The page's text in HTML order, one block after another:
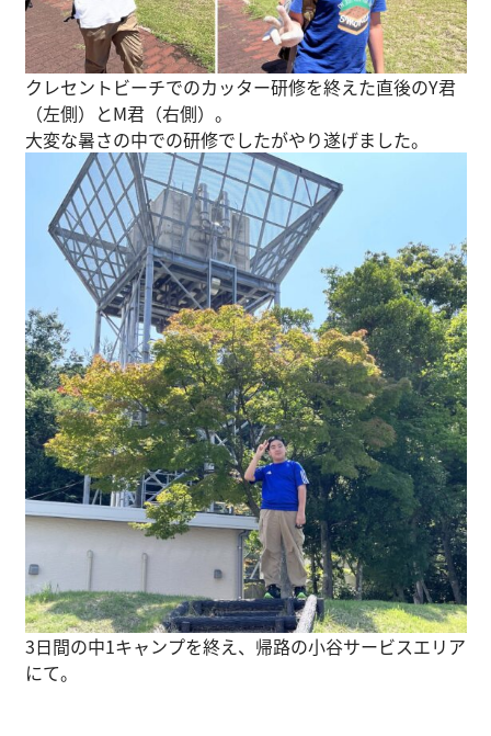
クレセントビーチでのカッター研修を終えた直後のY君
（左側）とM君（右側）。
大変な暑さの中での研修でしたがやり遂げました。
3日間の中1キャンプを終え、帰路の小谷サービスエリア
にて。